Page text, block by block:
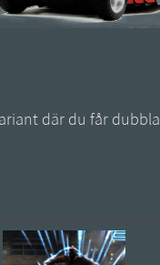
där du får dubbla